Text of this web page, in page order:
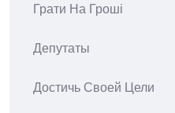
Грати На Гроші
Депутаты
Достичь Своей Цели